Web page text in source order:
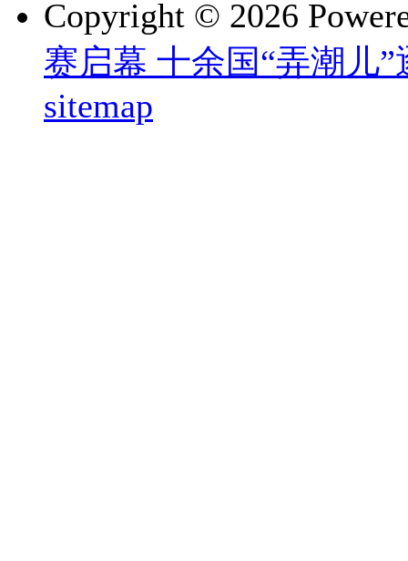
Copyright © 2026
赛启幕 十余国“弄潮儿”
sitemap